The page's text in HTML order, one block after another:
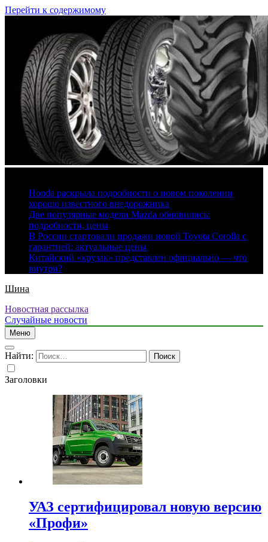
Перейти к содержимому
Honda раскрыла подробности о новом поколении
хорошо известного внедорожника
Две популярные модели Mazda обновились:
подробности, цены
В России стартовали продажи новой Toyota Corolla с
гарантией: актуальные цены
Китайский «крузак» представлен официально — что
внутри?
Шина
Новостная рассылка
Случайные новости
Меню
Найти:
Заголовки
УАЗ сертифицировал новую версию
«Профи»